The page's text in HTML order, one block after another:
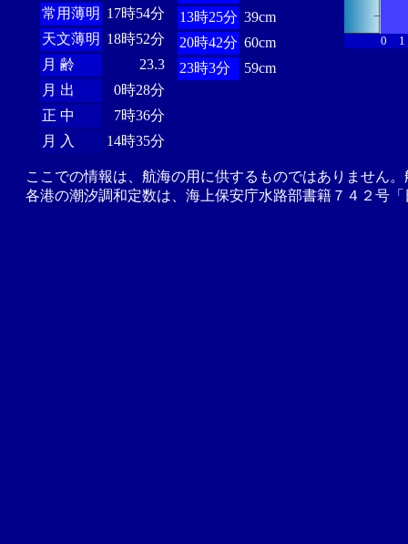
常用薄明 17時54分
天文薄明 18時52分
月 齢
23.3
月 出
0時28分
正 中
7時36分
月 入
14時35分
13時25分 39cm
20時42分 60cm
23時3分
59cm
0 1
ここでの情報は、航海の用に供するものではありません
各港の潮汐調和定数は、海上保安庁水路部書籍７４２号